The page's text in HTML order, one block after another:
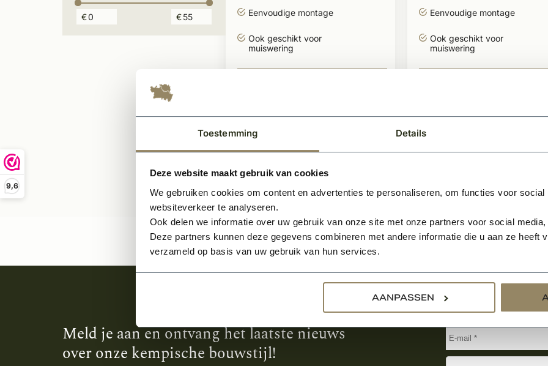
Toestemming Details
Deze website maakt gebruik van cookies
We gebruiken cookies om content en advertenties te personaliseren, om functies voor
websiteverkeer te analyseren.
Ook delen we informatie over uw gebruik van onze site met onze partners voor social
Deze partners kunnen deze gegevens combineren met andere informatie die u aan ze heeft
verzameld op basis van uw gebruik van hun services.
AANPASSEN
9,6
€ € Eenvoudige montage
Ook geschikt voor
muiswering
Eenvoudige montage
Ook geschikt voor
muiswering
Meld je aan en ontvang het laatste nieuws
over onze kempische bouwstijl!